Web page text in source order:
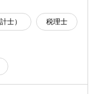
・セミナー
士） 税理士